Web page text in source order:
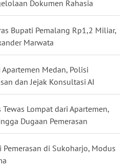
Dokumen Rahasia
Bupati Pemalang Rp1,2 Miliar,
Marwata
Medan, Polisi
dan Jejak Konsultasi AI
Lompat dari Apartemen,
Dugaan Pemerasan
Pemerasan di Sukoharjo, Modus